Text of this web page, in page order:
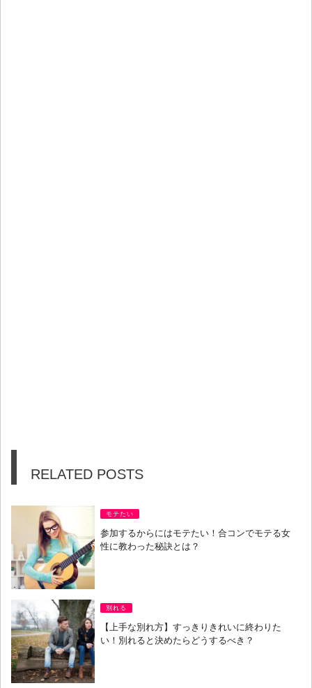
RELATED POSTS
モテたい
参加するからにはモテたい！合コンでモテる女
性に教わった秘訣とは？
別れる
【上手な別れ方】すっきりきれいに終わりた
い！別れると決めたらどうするべき？